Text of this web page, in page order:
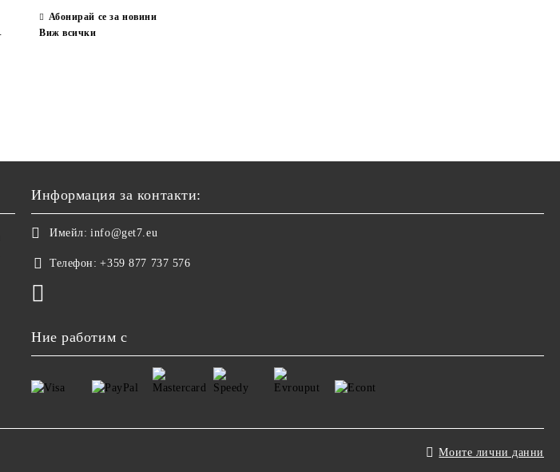
Абонирай се за новини
Виж всички
Информация за контакти:
Имейл: info@get7.eu
Телефон: +359 877 737 576
Ние работим с
Моите лични данни